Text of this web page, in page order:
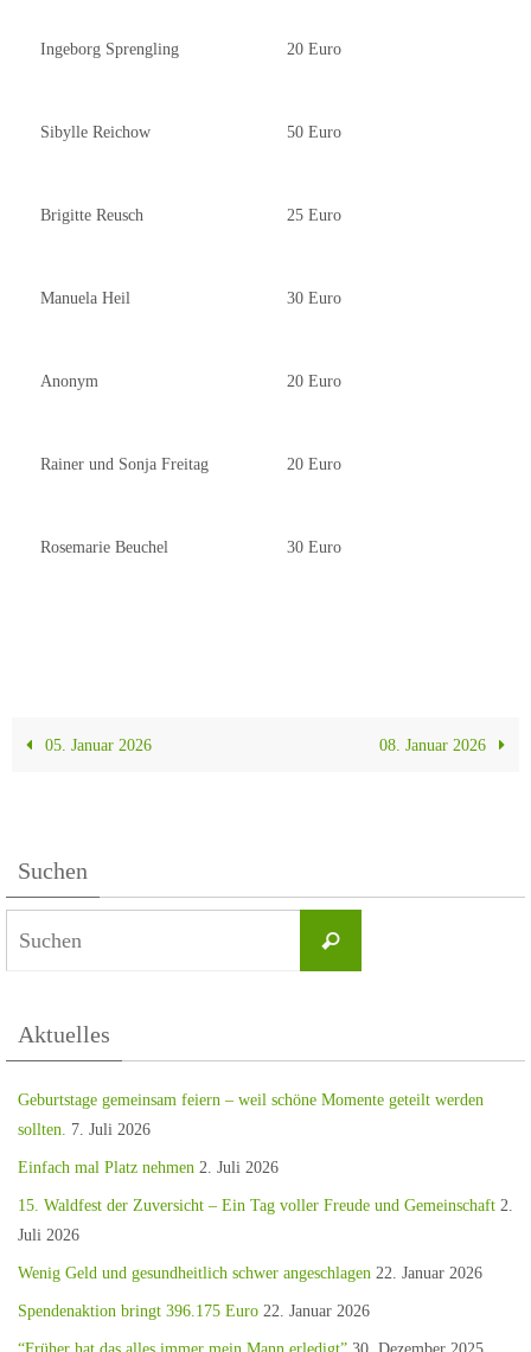
Ingeborg Sprengling 20 Euro
Sibylle Reichow 50 Euro
Brigitte Reusch 25 Euro
Manuela Heil 30 Euro
Anonym 20 Euro
Rainer und Sonja Freitag 20 Euro
Rosemarie Beuchel 30 Euro
05. Januar 2026 08. Januar 2026
Suchen
Aktuelles
Geburtstage gemeinsam feiern – weil schöne Momente geteilt werden
sollten. 7. Juli 2026
Einfach mal Platz nehmen 2. Juli 2026
15. Waldfest der Zuversicht – Ein Tag voller Freude und Gemeinschaft 2.
Juli 2026
Wenig Geld und gesundheitlich schwer angeschlagen 22. Januar 2026
Spendenaktion bringt 396.175 Euro 22. Januar 2026